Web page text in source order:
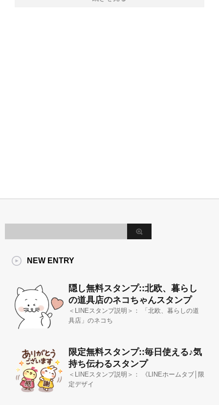
NEW ENTRY
隠し無料スタンプ::北欧、暮らし
の道具店のネコちゃんスタンプ
＜LINEスタンプ説明＞： 「北欧、暮らしの道
具店」のネコち
限定無料スタンプ::毎日使える♪気
持ち伝わるスタンプ
＜LINEスタンプ説明＞： 《LINEホームタブ│限
定デザイ